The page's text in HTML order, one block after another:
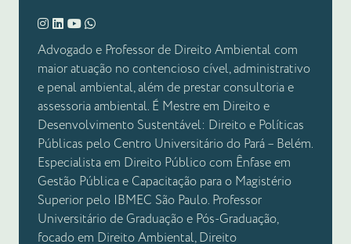
Advogado e Professor de Direito Ambiental com
maior atuação no contencioso cível, administrativo
e penal ambiental, além de prestar consultoria e
assessoria ambiental. É Mestre em Direito e
Desenvolvimento Sustentável: Direito e Políticas
Públicas pelo Centro Universitário do Pará – Belém.
Especialista em Direito Público com Ênfase em
Gestão Pública e Capacitação para o Magistério
Superior pelo IBMEC São Paulo. Professor
Universitário de Graduação e Pós-Graduação,
focado em Direito Ambiental, Direito